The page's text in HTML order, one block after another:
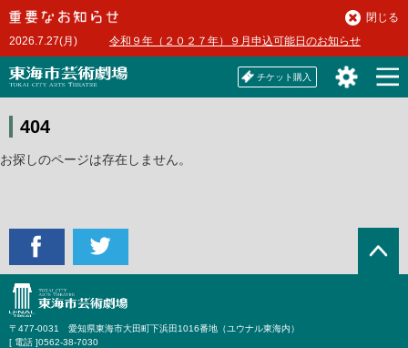
本
文
へ2026.7.27(月) 令和９年（２０２７年）９月申込可能日のお知らせ
閉じる
チケット購入
404
お探しのページは存在しません。
〒477-0031 愛知県東海市大田町下浜田1016番地（ユウナル東海内）
[ 電話 ]0562-38-7030